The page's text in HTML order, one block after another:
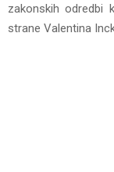
zakonskih odredbi
strane Valentina